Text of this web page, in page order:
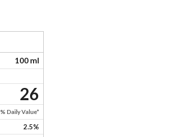
100 ml
26
% Daily Value*
2.5%